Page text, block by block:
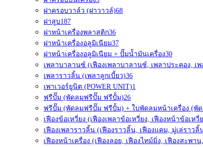
ฝาครอบวาล์ว (ฝาวาวล์)68
ฝาสูบ187
ฝาหน้าเครื่องพลาสติก36
ฝาหน้าเครื่องอลูมิเนียม37
ฝาหน้าเครื่องอลูมิเนียม + ปั๊มน้ำมันเครื่อง30
เพลาบาลานซ์ (เฟืองเพลาบาลานซ์, เพลาประคอง, เ
เพลาราวลิ้น (เพลาลูกเบี้ยว)36
เพาเวอร์ยูนิต (POWER UNIT)1
ฟรีปั๊ม (พัดลมฟรีปั๊ม ฟรีปั้ม)26
ฟรีปั๊ม (พัดลมฟรีปั๊ม ฟรีปั้ม) + ใบพัดลมหน้าเครื่อง (พั
เฟืองข้อเหวี่ยง (เฟืองเพลาข้อเหวี่ยง, เฟืองหน้าข้อเหวี่
เฟืองเพลาราวลิ้น (เฟืองราวลิ้น, เฟืองแคม, มู่เล่ราวลิ้
เฟืองหน้าเครื่อง (เฟืองลอย, เฟืองไทม์มิ่ง, เฟืองสะพา